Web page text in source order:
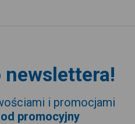
newslettera!
i promocjami
promocyjny